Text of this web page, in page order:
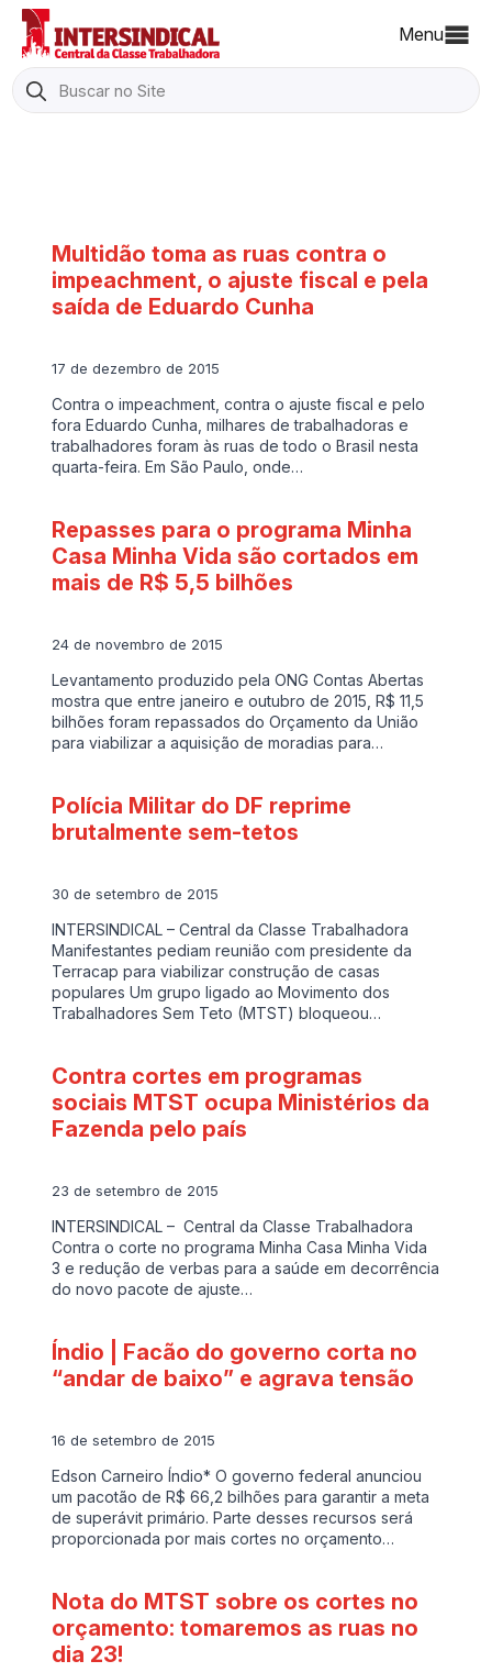
Menu
Search
for:
Multidão toma as ruas contra o
impeachment, o ajuste fiscal e pela
saída de Eduardo Cunha
17 de dezembro de 2015
Contra o impeachment, contra o ajuste fiscal e pelo
fora Eduardo Cunha, milhares de trabalhadoras e
trabalhadores foram às ruas de todo o Brasil nesta
quarta-feira. Em São Paulo, onde…
Repasses para o programa Minha
Casa Minha Vida são cortados em
mais de R$ 5,5 bilhões
24 de novembro de 2015
Levantamento produzido pela ONG Contas Abertas
mostra que entre janeiro e outubro de 2015, R$ 11,5
bilhões foram repassados do Orçamento da União
para viabilizar a aquisição de moradias para…
Polícia Militar do DF reprime
brutalmente sem-tetos
30 de setembro de 2015
INTERSINDICAL – Central da Classe Trabalhadora
Manifestantes pediam reunião com presidente da
Terracap para viabilizar construção de casas
populares Um grupo ligado ao Movimento dos
Trabalhadores Sem Teto (MTST) bloqueou…
Contra cortes em programas
sociais MTST ocupa Ministérios da
Fazenda pelo país
23 de setembro de 2015
INTERSINDICAL – Central da Classe Trabalhadora
Contra o corte no programa Minha Casa Minha Vida
3 e redução de verbas para a saúde em decorrência
do novo pacote de ajuste…
Índio | Facão do governo corta no
“andar de baixo” e agrava tensão
16 de setembro de 2015
Edson Carneiro Índio* O governo federal anunciou
um pacotão de R$ 66,2 bilhões para garantir a meta
de superávit primário. Parte desses recursos será
proporcionada por mais cortes no orçamento…
Nota do MTST sobre os cortes no
orçamento: tomaremos as ruas no
dia 23!